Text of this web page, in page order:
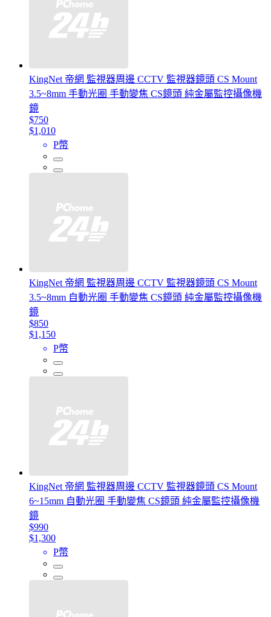
KingNet 帝網 監視器周邊 CCTV 監視器鏡頭 CS Mount
3.5~8mm 手動光圈 手動變焦 CS鏡頭 純金屬監控攝像機
鏡
$750
$1,010
P幣
KingNet 帝網 監視器周邊 CCTV 監視器鏡頭 CS Mount
3.5~8mm 自動光圈 手動變焦 CS鏡頭 純金屬監控攝像機
鏡
$850
$1,150
P幣
KingNet 帝網 監視器周邊 CCTV 監視器鏡頭 CS Mount
6~15mm 自動光圈 手動變焦 CS鏡頭 純金屬監控攝像機
鏡
$990
$1,300
P幣